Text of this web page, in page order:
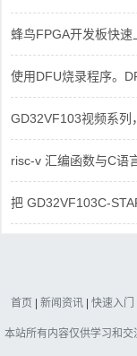
蜂鸟FPGA开发板快速
使用DFU烧录程序。
GD32VF103视频系列
risc-v 汇编函数与C语
把 GD32VF103C-
首页 | 新闻资讯 | 快速入门
本站所有内容仅供学习和